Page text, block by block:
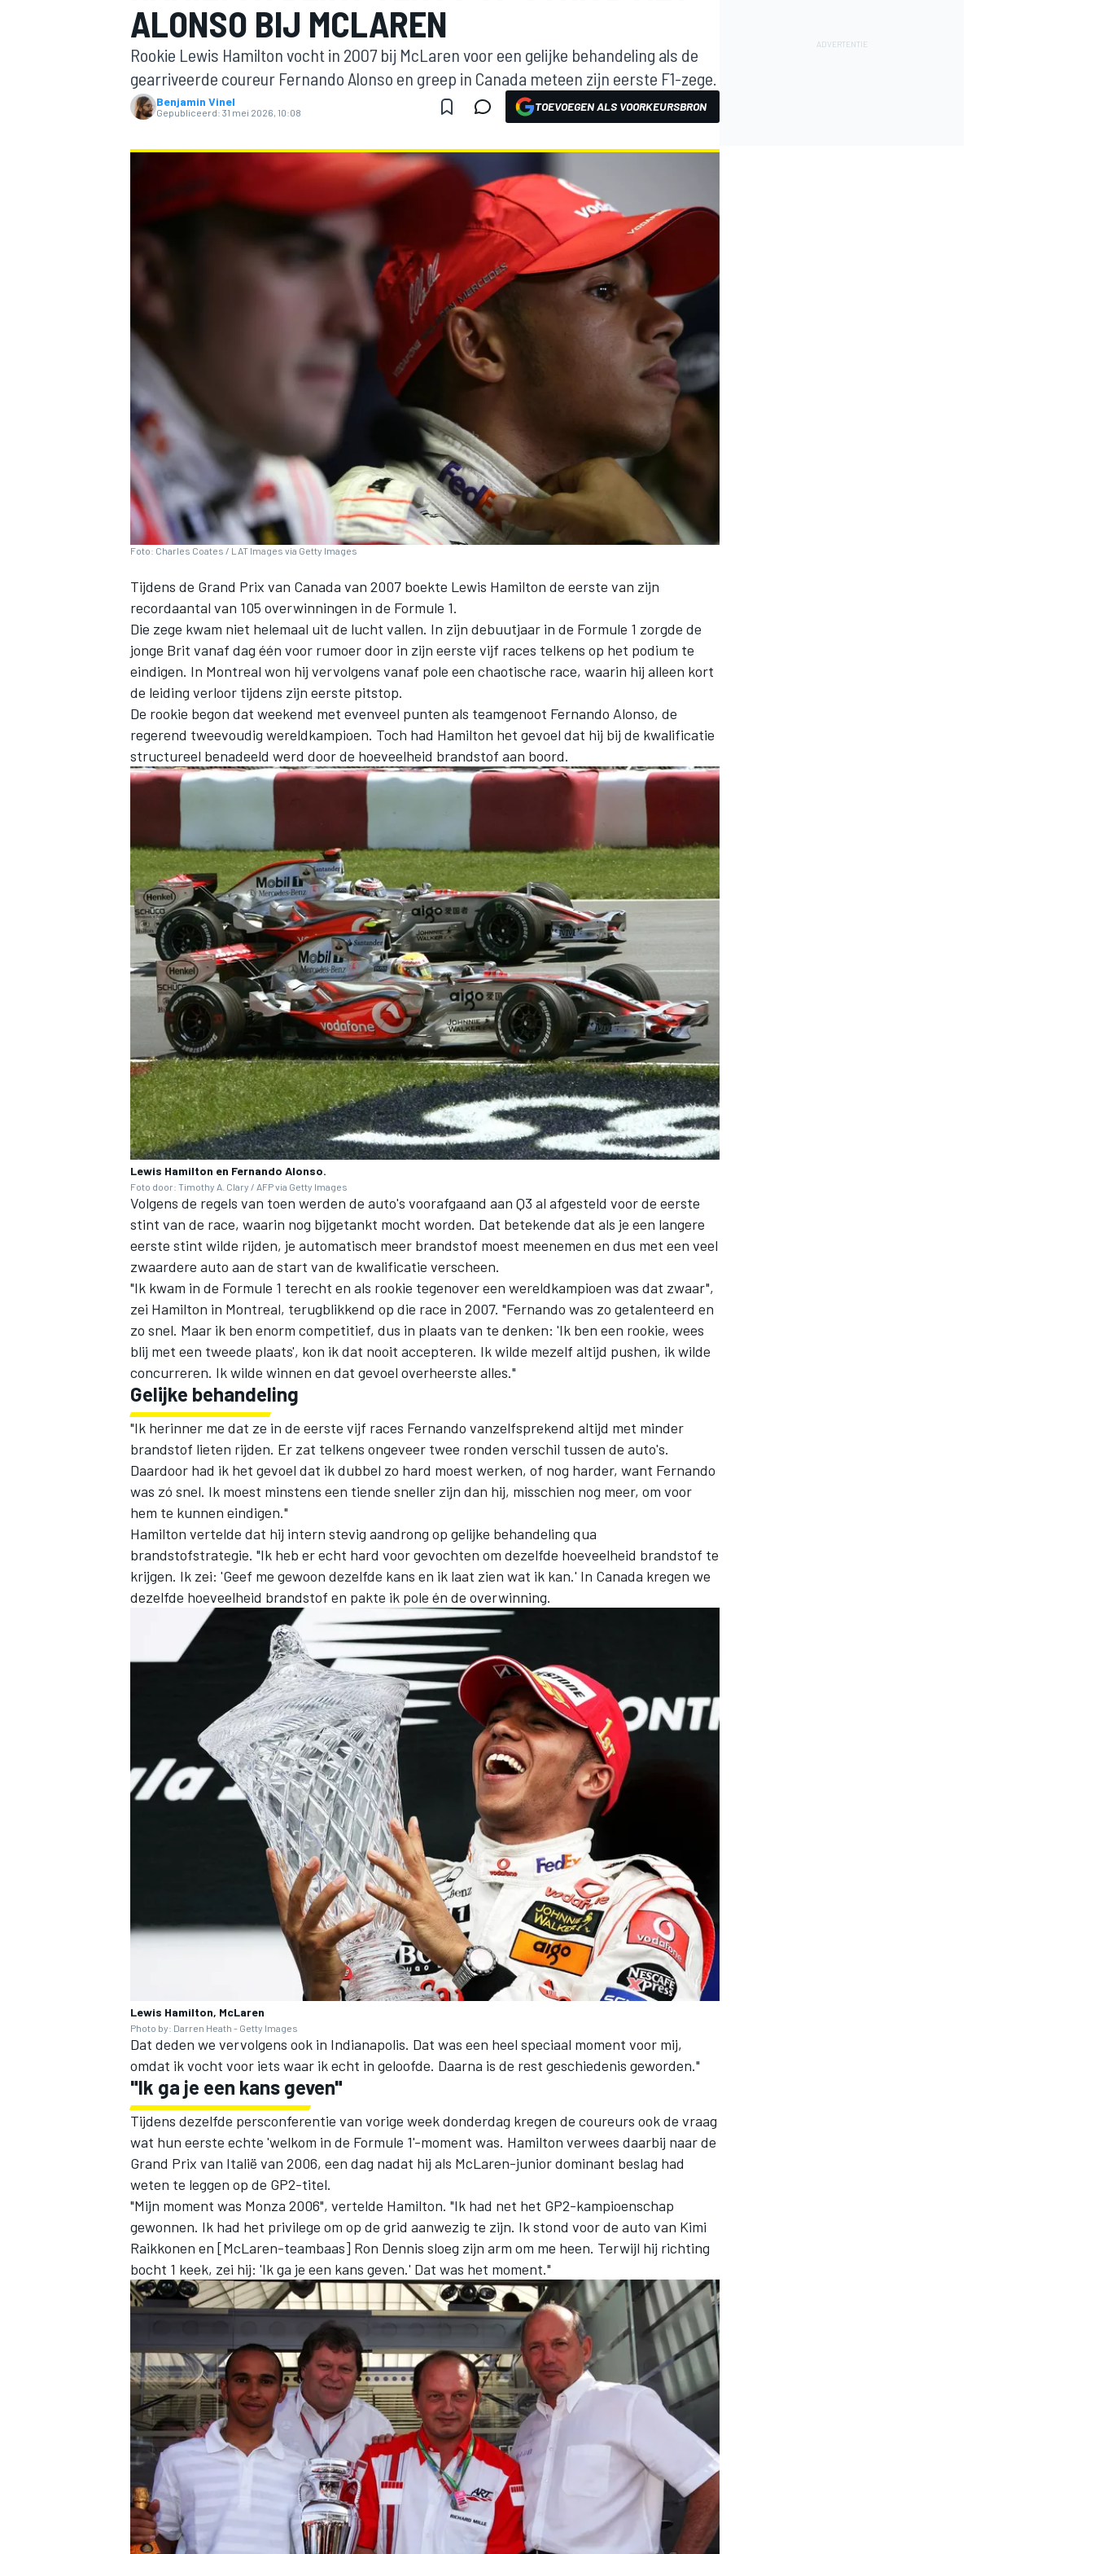
INDYCAR
WEC DTM
ALONSO BIJ MCLAREN
Rookie Lewis Hamilton vocht in 2007 bij McLaren voor een gelijke behandeling als de
gearriveerde coureur Fernando Alonso en greep in Canada meteen zijn eerste F1-zege.
Benjamin Vinel
Gepubliceerd: 31 mei 2026, 10:08 TOEVOEGEN ALS VOORKEURSBRON
Foto: Charles Coates / LAT Images via Getty Images
Tijdens de Grand Prix van Canada van 2007 boekte Lewis Hamilton de eerste van zijn
recordaantal van 105 overwinningen in de Formule 1.
Die zege kwam niet helemaal uit de lucht vallen. In zijn debuutjaar in de Formule 1 zorgde de
jonge Brit vanaf dag één voor rumoer door in zijn eerste vijf races telkens op het podium te
eindigen. In Montreal won hij vervolgens vanaf pole een chaotische race, waarin hij alleen kort
de leiding verloor tijdens zijn eerste pitstop.
De rookie begon dat weekend met evenveel punten als teamgenoot Fernando Alonso, de
regerend tweevoudig wereldkampioen. Toch had Hamilton het gevoel dat hij bij de kwalificatie
structureel benadeeld werd door de hoeveelheid brandstof aan boord.
Lewis Hamilton en Fernando Alonso.
Foto door: Timothy A. Clary / AFP via Getty Images
Volgens de regels van toen werden de auto's voorafgaand aan Q3 al afgesteld voor de eerste
stint van de race, waarin nog bijgetankt mocht worden. Dat betekende dat als je een langere
eerste stint wilde rijden, je automatisch meer brandstof moest meenemen en dus met een veel
zwaardere auto aan de start van de kwalificatie verscheen.
"Ik kwam in de Formule 1 terecht en als rookie tegenover een wereldkampioen was dat zwaar",
zei Hamilton in Montreal, terugblikkend op die race in 2007. "Fernando was zo getalenteerd en
zo snel. Maar ik ben enorm competitief, dus in plaats van te denken: 'Ik ben een rookie, wees
blij met een tweede plaats', kon ik dat nooit accepteren. Ik wilde mezelf altijd pushen, ik wilde
concurreren. Ik wilde winnen en dat gevoel overheerste alles."
Gelijke behandeling
"Ik herinner me dat ze in de eerste vijf races Fernando vanzelfsprekend altijd met minder
brandstof lieten rijden. Er zat telkens ongeveer twee ronden verschil tussen de auto's.
Daardoor had ik het gevoel dat ik dubbel zo hard moest werken, of nog harder, want Fernando
was zó snel. Ik moest minstens een tiende sneller zijn dan hij, misschien nog meer, om voor
hem te kunnen eindigen."
Hamilton vertelde dat hij intern stevig aandrong op gelijke behandeling qua
brandstofstrategie. "Ik heb er echt hard voor gevochten om dezelfde hoeveelheid brandstof te
krijgen. Ik zei: 'Geef me gewoon dezelfde kans en ik laat zien wat ik kan.' In Canada kregen we
dezelfde hoeveelheid brandstof en pakte ik pole én de overwinning.
Lewis Hamilton, McLaren
Photo by: Darren Heath - Getty Images
Dat deden we vervolgens ook in Indianapolis. Dat was een heel speciaal moment voor mij,
omdat ik vocht voor iets waar ik echt in geloofde. Daarna is de rest geschiedenis geworden."
"Ik ga je een kans geven"
Tijdens dezelfde persconferentie van vorige week donderdag kregen de coureurs ook de vraag
wat hun eerste echte 'welkom in de Formule 1'-moment was. Hamilton verwees daarbij naar de
Grand Prix van Italië van 2006, een dag nadat hij als McLaren-junior dominant beslag had
weten te leggen op de GP2-titel.
"Mijn moment was Monza 2006", vertelde Hamilton. "Ik had net het GP2-kampioenschap
gewonnen. Ik had het privilege om op de grid aanwezig te zijn. Ik stond voor de auto van Kimi
Raikkonen en [McLaren-teambaas] Ron Dennis sloeg zijn arm om me heen. Terwijl hij richting
bocht 1 keek, zei hij: 'Ik ga je een kans geven.' Dat was het moment."